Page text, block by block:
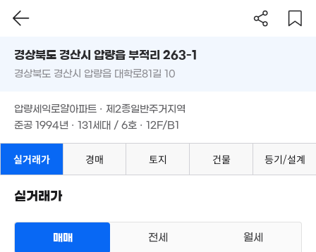
1.74억
필터 매물 탐색
경상북도 경산시 압량읍 부적리 263-1
준공 1994년 · 131세대 / 6호 · 12F/B1
경상북도 경산시 압량읍 부적리 263-1
경상북도 경산시 압량읍 대학로81길 10
압량세익로얄아파트 · 제2종일반주거지역
준공 1994년 · 131세대 / 6호 · 12F/B1
실거래가 경매 토지 건물 등기/설계
실거래가
매매 전세 월세